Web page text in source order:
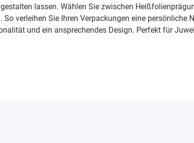
lassen. Wählen Sie zwischen
verleihen Sie Ihren Verpackungen eine persönliche
und ein ansprechendes Design. Perfekt für